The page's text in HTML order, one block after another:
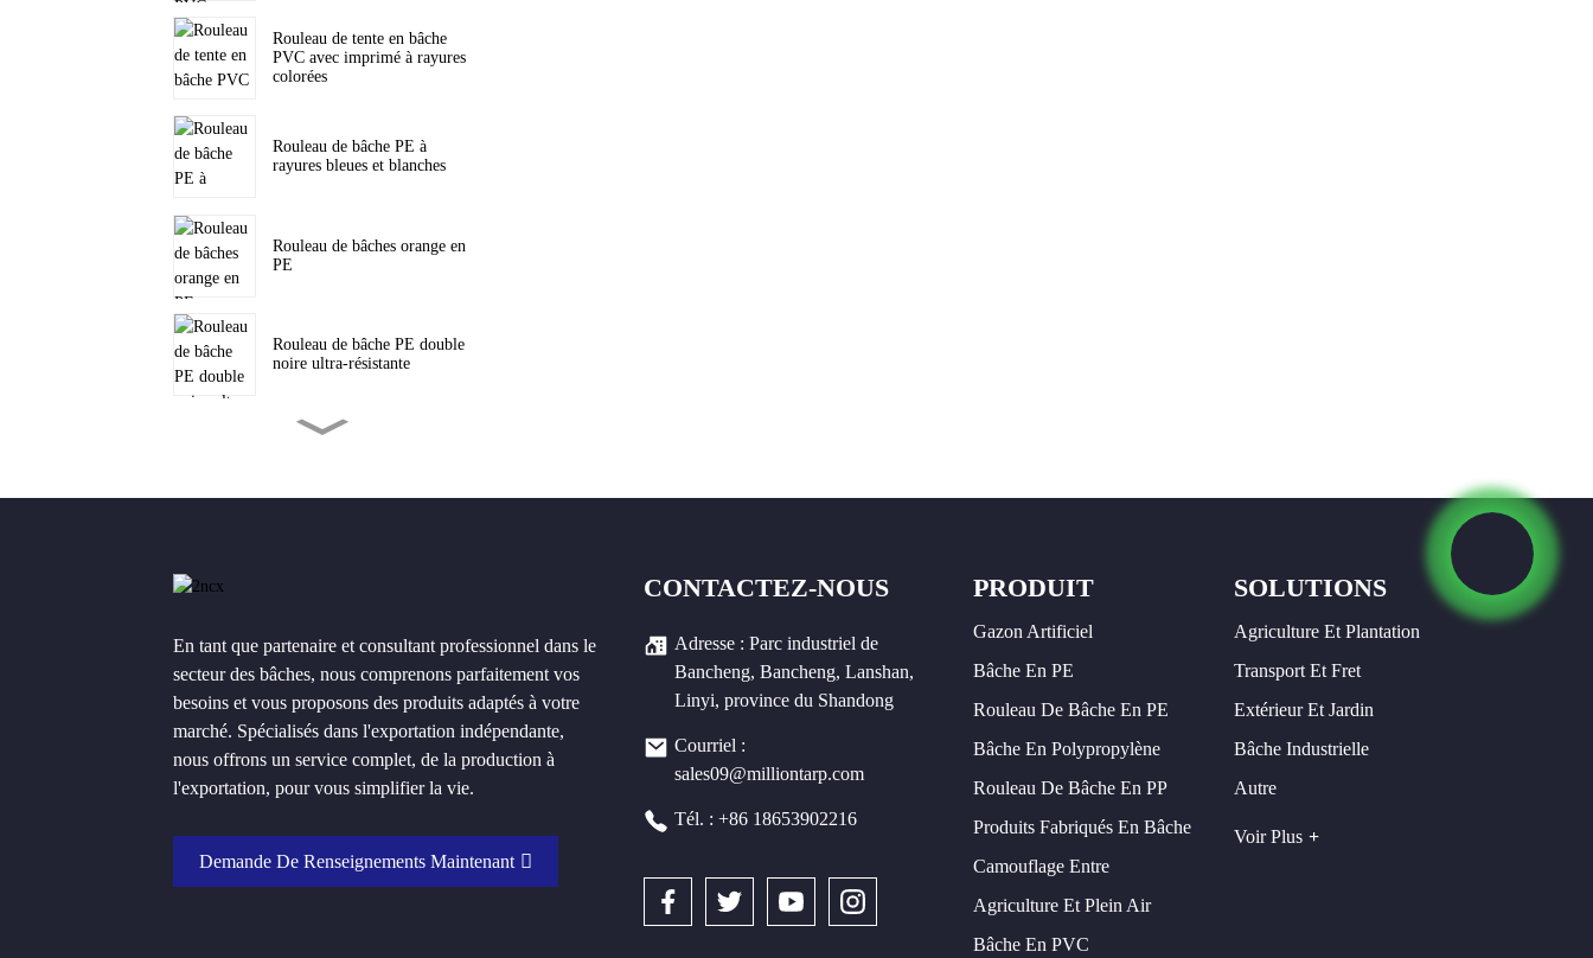
Rouleau de tente en bâche
PVC avec imprimé à rayures
colorées
Rouleau de bâche PE à
rayures bleues et blanches
Rouleau de bâches orange en
PE
Rouleau de bâche PE double
noire ultra-résistante
Bâche imperméable en PE
Bâches en PE, bâches en
plastique, couvertures
imperméables
En tant que partenaire et consultant professionnel dans le
secteur des bâches, nous comprenons parfaitement vos
besoins et vous proposons des produits adaptés à votre
marché. Spécialisés dans l'exportation indépendante,
nous offrons un service complet, de la production à
l'exportation, pour vous simplifier la vie.
Demande De Renseignements Maintenant
CONTACTEZ-NOUS
Adresse : Parc industriel de
Bancheng, Bancheng, Lanshan,
Linyi, province du Shandong
Courriel :
sales09@milliontarp.com
Tél. : +86 18653902216
PRODUIT
Gazon Artificiel
Bâche En PE
Rouleau De Bâche En PE
Bâche En Polypropylène
Rouleau De Bâche En PP
Produits Fabriqués En Bâche
Camouflage Entre
Agriculture Et Plein Air
Bâche En PVC
SOLUTIONS
Agriculture Et Plantation
Transport Et Fret
Extérieur Et Jardin
Bâche Industrielle
Autre
Voir Plus